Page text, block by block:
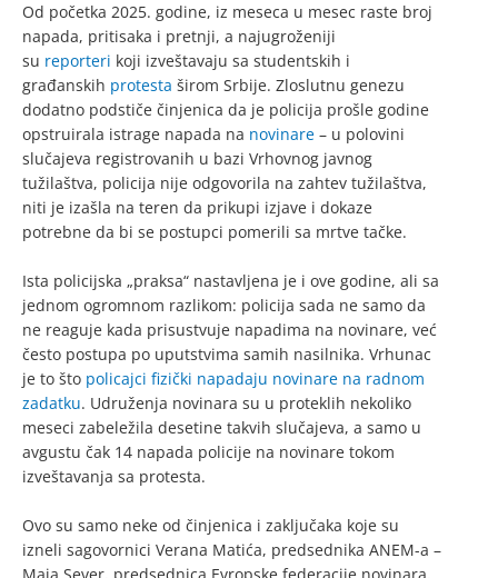
Od početka 2025. godine, iz meseca u mesec raste broj
napada, pritisaka i pretnji, a najugroženiji
su reporteri koji izveštavaju sa studentskih i
građanskih protesta širom Srbije. Zloslutnu genezu
dodatno podstiče činjenica da je policija prošle godine
opstruirala istrage napada na novinare – u polovini
slučajeva registrovanih u bazi Vrhovnog javnog
tužilaštva, policija nije odgovorila na zahtev tužilaštva,
niti je izašla na teren da prikupi izjave i dokaze
potrebne da bi se postupci pomerili sa mrtve tačke.
Ista policijska „praksa“ nastavljena je i ove godine, ali sa
jednom ogromnom razlikom: policija sada ne samo da
ne reaguje kada prisustvuje napadima na novinare, već
često postupa po uputstvima samih nasilnika. Vrhunac
je to što policajci fizički napadaju novinare na radnom
zadatku. Udruženja novinara su u proteklih nekoliko
meseci zabeležila desetine takvih slučajeva, a samo u
avgustu čak 14 napada policije na novinare tokom
izveštavanja sa protesta.
Ovo su samo neke od činjenica i zaključaka koje su
izneli sagovornici Verana Matića, predsednika ANEM-a –